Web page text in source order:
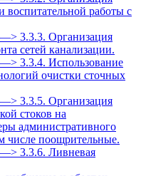
воспитательной работы с
3.3.3. Организация
сетей канализации.
3.3.4. Использование
очистки сточных
3.3.5. Организация
стоков на
административного
числе поощрительные.
3.3.6. Ливневая